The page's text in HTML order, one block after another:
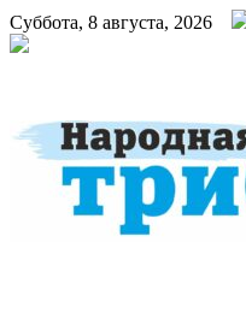
Суббота, 8 августа, 2026